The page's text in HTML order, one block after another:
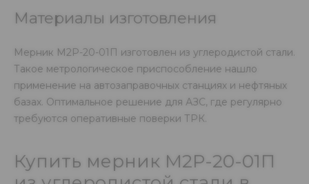
Материалы изготовления
Мерник М2Р-20-01П изготовлен из углеродистой стали.
Такое метрологическое приспособление нашло
применение на автозаправочных станциях и нефтяных
базах. Оптимальное решение для АЗС, где регулярно
требуются оперативные поверки ТРК.
Купить мерник М2Р-20-01П